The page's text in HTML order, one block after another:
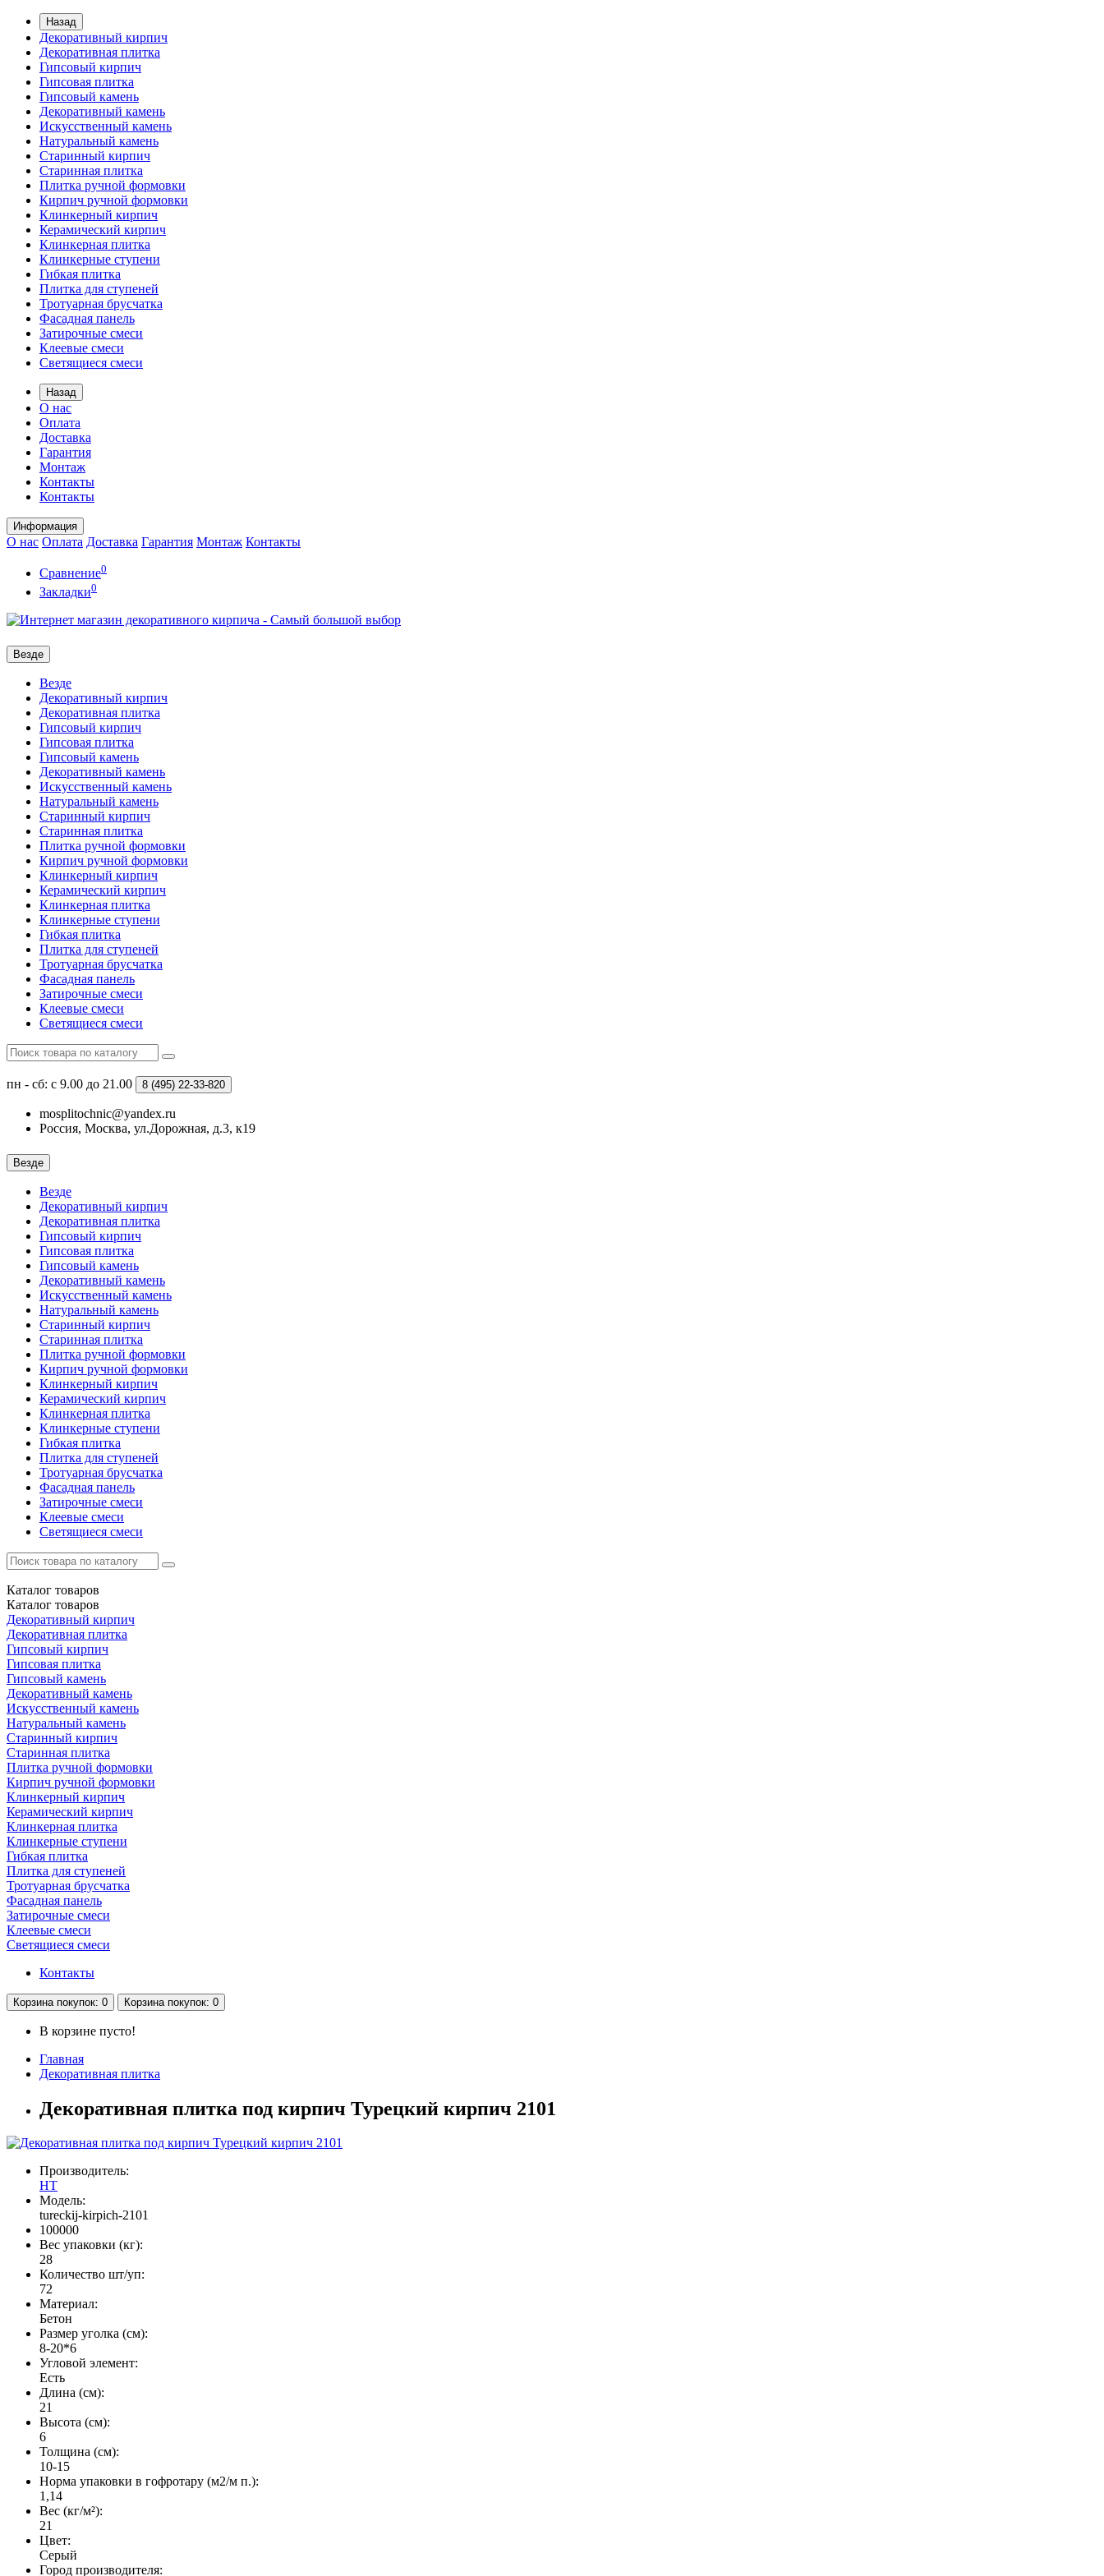
Назад
Декоративный кирпич
Декоративная плитка
Гипсовый кирпич
Гипсовая плитка
Гипсовый камень
Декоративный камень
Искусственный камень
Натуральный камень
Старинный кирпич
Старинная плитка
Плитка ручной формовки
Кирпич ручной формовки
Клинкерный кирпич
Керамический кирпич
Клинкерная плитка
Клинкерные ступени
Гибкая плитка
Плитка для ступеней
Тротуарная брусчатка
Фасадная панель
Затирочные смеси
Клеевые смеси
Светящиеся смеси
Назад
О нас
Оплата
Доставка
Гарантия
Монтаж
Контакты
Контакты
Информация
О нас Оплата Доставка Гарантия Монтаж Контакты
Сравнение0
Закладки0
Везде
Везде
Декоративный кирпич
Декоративная плитка
Гипсовый кирпич
Гипсовая плитка
Гипсовый камень
Декоративный камень
Искусственный камень
Натуральный камень
Старинный кирпич
Старинная плитка
Плитка ручной формовки
Кирпич ручной формовки
Клинкерный кирпич
Керамический кирпич
Клинкерная плитка
Клинкерные ступени
Гибкая плитка
Плитка для ступеней
Тротуарная брусчатка
Фасадная панель
Затирочные смеси
Клеевые смеси
Светящиеся смеси
пн - сб: с 9.00 до 21.00 8 (495) 22-33-820
mosplitochnic@yandex.ru
Россия, Москва, ул.Дорожная, д.3, к19
Везде
Везде
Декоративный кирпич
Декоративная плитка
Гипсовый кирпич
Гипсовая плитка
Гипсовый камень
Декоративный камень
Искусственный камень
Натуральный камень
Старинный кирпич
Старинная плитка
Плитка ручной формовки
Кирпич ручной формовки
Клинкерный кирпич
Керамический кирпич
Клинкерная плитка
Клинкерные ступени
Гибкая плитка
Плитка для ступеней
Тротуарная брусчатка
Фасадная панель
Затирочные смеси
Клеевые смеси
Светящиеся смеси
Каталог товаров
Каталог товаров
Декоративный кирпич
Декоративная плитка
Гипсовый кирпич
Гипсовая плитка
Гипсовый камень
Декоративный камень
Искусственный камень
Натуральный камень
Старинный кирпич
Старинная плитка
Плитка ручной формовки
Кирпич ручной формовки
Клинкерный кирпич
Керамический кирпич
Клинкерная плитка
Клинкерные ступени
Гибкая плитка
Плитка для ступеней
Тротуарная брусчатка
Фасадная панель
Затирочные смеси
Клеевые смеси
Светящиеся смеси
Контакты
Корзина покупок: 0 Корзина покупок: 0
В корзине пусто!
Главная
Декоративная плитка
Декоративная плитка под кирпич Турецкий кирпич 2101
Производитель:
НТ
Модель:
tureckij-kirpich-2101
100000
Вес упаковки (кг):
28
Количество шт/уп:
72
Материал:
Бетон
Размер уголка (см):
8-20*6
Угловой элемент:
Есть
Длина (см):
21
Высота (см):
6
Толщина (см):
10-15
Норма упаковки в гофротару (м2/м п.):
1,14
Вес (кг/м²):
21
Цвет:
Серый
Город производителя: